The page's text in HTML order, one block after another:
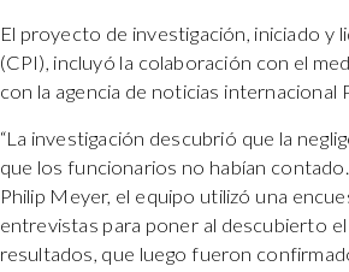
El proyecto de investigación, iniciado
(CPI), incluyó la colaboración con el
con la agencia de noticias internacional
“La investigación descubrió que la
que los funcionarios no habían
Philip Meyer, el equipo utilizó una
entrevistas para poner al descubierto
resultados, que luego fueron